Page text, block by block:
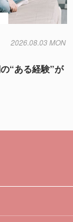
2026.08.03 MON
“ある経験”が